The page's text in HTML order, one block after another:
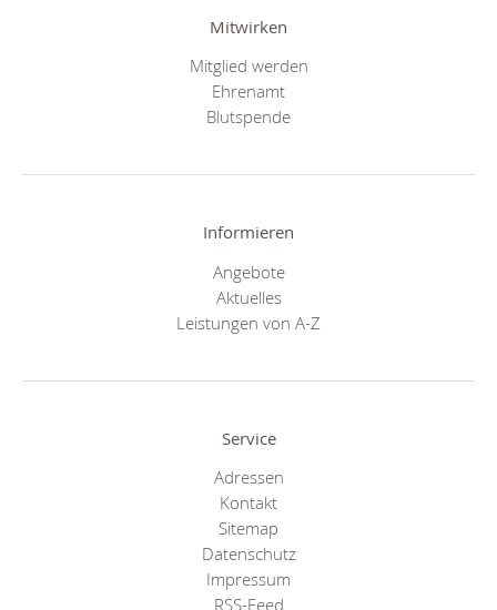
Mitwirken
Mitglied werden
Ehrenamt
Blutspende
Informieren
Angebote
Aktuelles
Leistungen von A-Z
Service
Adressen
Kontakt
Sitemap
Datenschutz
Impressum
RSS-Feed